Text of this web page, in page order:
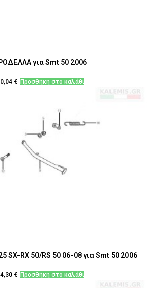
για Smt 50 2006
0,04 € Προσθήκη στο καλάθι
SX-RX 50/RS 50 06-08 για Smt 50 2006
4,30 € Προσθήκη στο καλάθι